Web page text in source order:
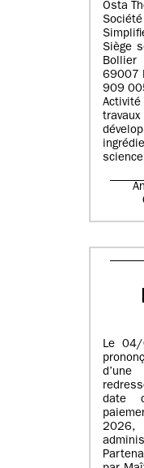
Osta
Siège
Bollier
69007
909
Le 04/
date